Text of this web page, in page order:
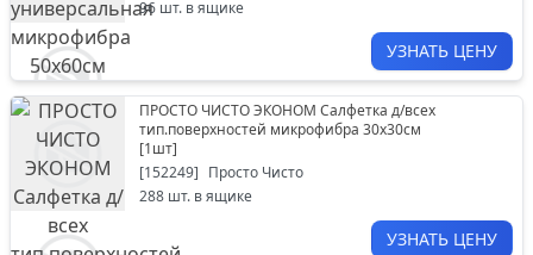
96 шт. в ящике
УЗНАТЬ ЦЕНУ
ПРОСТО ЧИСТО ЭКОНОМ Салфетка д/всех
тип.поверхностей микрофибра 30х30см
[1шт]
[152249] Просто Чисто
288 шт. в ящике
УЗНАТЬ ЦЕНУ